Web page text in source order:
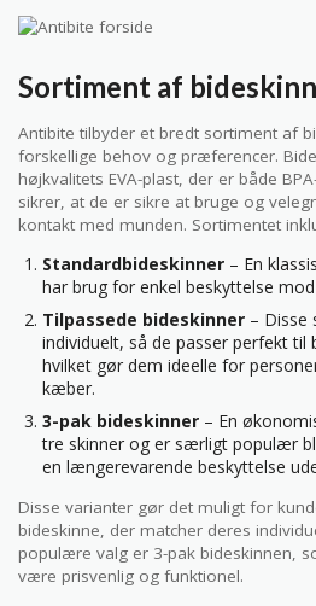
Sortiment af
Antibite tilbyder et bredt sortiment af
forskellige behov og præferencer.
højkvalitets EVA-plast, der er både
sikrer, at de er sikre at bruge og
kontakt med munden. Sortimentet
Standardbideskinner – En
har brug for enkel beskyttelse
Tilpassede bideskinner – Disse
individuelt, så de passer perfekt til
hvilket gør dem ideelle for
kæber.
3-pak bideskinner – En
tre skinner og er særligt populær
en længerevarende beskyttelse
Disse varianter gør det muligt for
bideskinne, der matcher deres
populære valg er 3-pak bideskinnen,
være prisvenlig og funktionel.